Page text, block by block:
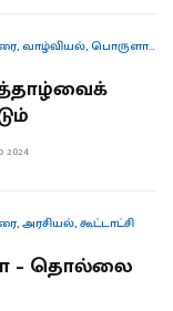
, வாழ்வியல்,பொருளாதாரம்
2024
,அரசியல்,கூட்டாட்சி
– தொல்லை